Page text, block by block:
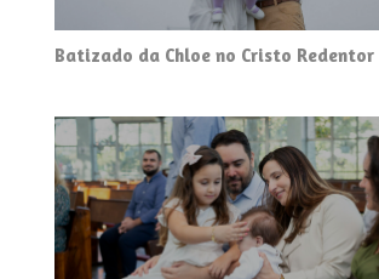
Batizado da Chloe no Cristo Redentor